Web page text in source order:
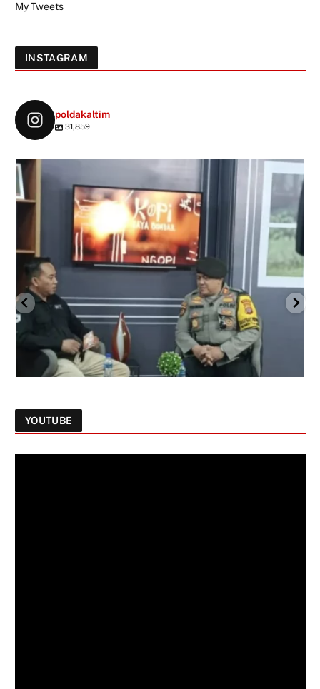
My Tweets
INSTAGRAM
poldakaltim
31,859
YOUTUBE